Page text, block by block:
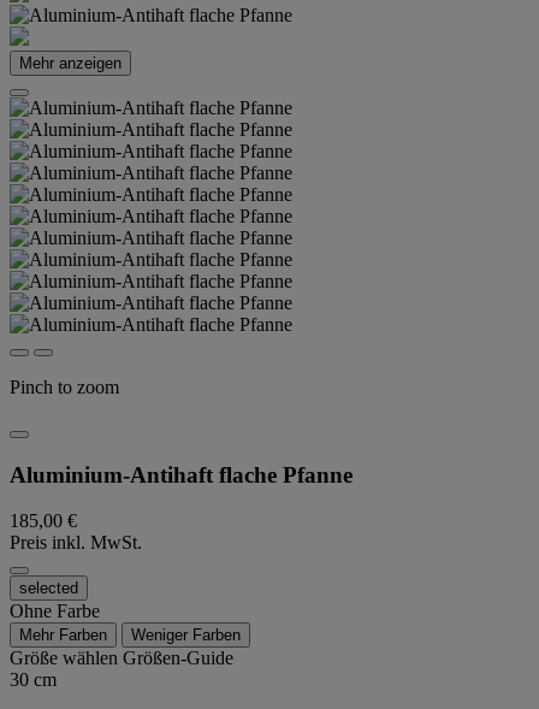
Mehr anzeigen
Pinch to zoom
Aluminium-Antihaft flache Pfanne
185,00 €
Preis inkl. MwSt.
selected
Ohne Farbe
Mehr Farben Weniger Farben
Größe wählen Größen-Guide
30 cm